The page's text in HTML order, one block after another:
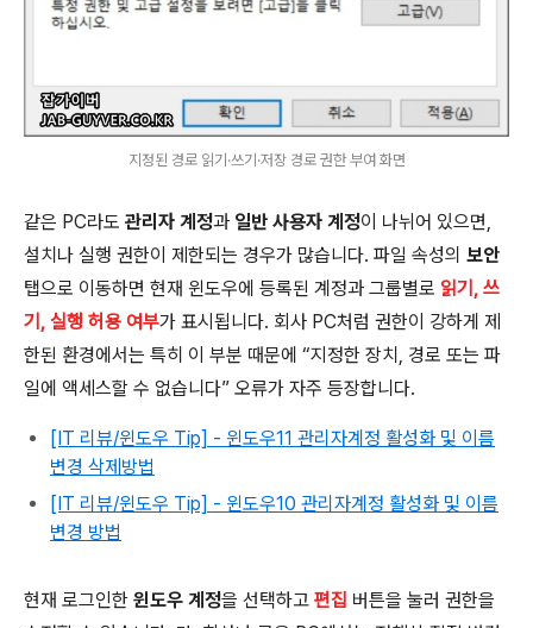
지정된 경로 읽기·쓰기·저장 경로 권한 부여 화면
같은 PC라도 관리자 계정과 일반 사용자 계정이 나뉘어 있으면,
설치나 실행 권한이 제한되는 경우가 많습니다. 파일 속성의 보안
탭으로 이동하면 현재 윈도우에 등록된 계정과 그룹별로 읽기, 쓰
기, 실행 허용 여부가 표시됩니다. 회사 PC처럼 권한이 강하게 제
한된 환경에서는 특히 이 부분 때문에 “지정한 장치, 경로 또는 파
일에 액세스할 수 없습니다” 오류가 자주 등장합니다.
[IT 리뷰/윈도우 Tip] - 윈도우11 관리자계정 활성화 및 이름
변경 삭제방법
[IT 리뷰/윈도우 Tip] - 윈도우10 관리자계정 활성화 및 이름
변경 방법
현재 로그인한 윈도우 계정을 선택하고 편집 버튼을 눌러 권한을